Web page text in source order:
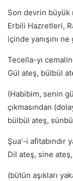
Son devrin büyük
Erbili Hazretleri,
içinde yanışını
Tecella-yı
Gül ateş, bülbül
(Habibim, senin
çıkmasından
bülbül ateş,
Şua'-i afitabındır
Dil ateş, sine
(bütün aşıkları